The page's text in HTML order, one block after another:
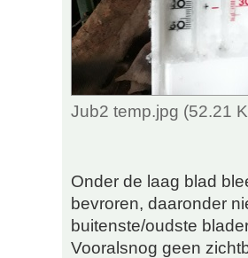
Jub2 temp.jpg (52.21
Onder de laag blad
bevroren, daaronder
buitenste/oudste
Vooralsnog geen